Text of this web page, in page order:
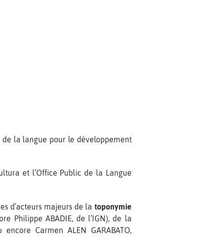
la langue pour le développement
et l’Office Public de la Langue
d’acteurs majeurs de la toponymie
Philippe ABADIE, de l’IGN), de la
Carmen ALEN GARABATO,